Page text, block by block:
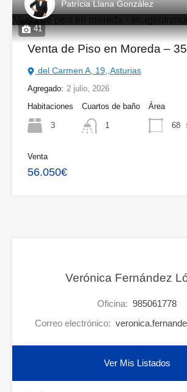
41
Patrícia Llana González
Venta de Piso en Moreda –
del Carmen A, 19,,Asturias
Agregado: 2 julio, 2026
Habitaciones
3
Cuartos de baño
1
Área
68
Venta
56.050€
Verónica Fernández
Oficina: 985061778
Correo electrónico:
Ver Mis Listados